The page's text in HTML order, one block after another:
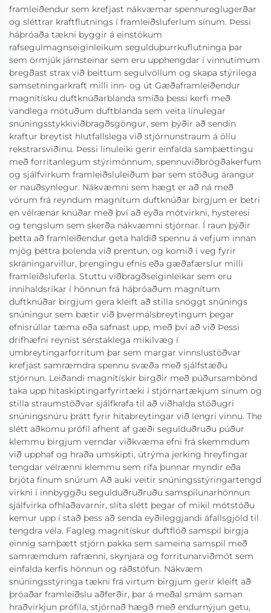
framleiðendur sem krefjast nákvæmar spennureglugerðar
og sléttrar kraftflutnings í framleiðsluferlum sínum. Þessi
háþróaða tækni byggir á einstökum
rafsegulmagnseiginleikum segulduþurrkuflutninga þar
sem örmjúk járnsteinar sem eru upphengdar í vinnutímum
bregðast strax við beittum segulvöllum og skapa stýrilega
samsetningarkraft milli inn- og út Gæðaframleiðendur
magnítísku duftknúðarblanda smíða þessi kerfi með
vandlega mótuðum duftblanda sem veita línulegar
snúningsstykkiviðbragðsgöngur, sem þýðir að sendin
kraftur breytist hlutfallslega við stjórnunstraum á öllu
rekstrarsviðinu. Þessi línuleiki gerir einfalda samþættingu
með forritanlegum stýrimönnum, spennuviðbrögðakerfum
og sjálfvirkum framleiðsluleiðum þar sem stöðug árangur
er nauðsynlegur. Nákvæmni sem hægt er að ná með
vörum frá reyndum magnítum duftknúðar birgjum er betri
en vélrænar knúðar með því að eyða mótvirkni, hysteresi
og tengslum sem skerða nákvæmni stjórnar. Í raun þýðir
þetta að framleiðendur geta haldið spennu á vefjum innan
mjög þéttra þolenda við prentun, og komið í veg fyrir
skráningarvillur, þrengingu efnis eða gæðafærslur milli
framleiðsluferla. Stuttu viðbragðseiginleikar sem eru
innihaldsríkar í hönnun frá háþróaðum magnítum
duftknúðar birgjum gera kleift að stilla snöggt snúnings
snúningur sem bætir við þvermálsbreytingum þegar
efnisrúllar tæma eða safnast upp, með því að við Þessi
drifhæfni reynist sérstaklega mikilvæg í
umbreytingarforritum þar sem margar vinnslustöðvar
krefjast samræmdra spennu svæða með sjálfstæðu
stjórnun. Leiðandi magnítískir birgðir með púðursambönd
taka upp hitaskiptingarfyrirtæki í stjórnartækjum sínum og
stilla straumstöðvar sjálfkrafa til að viðhalda stöðugri
snúningsnúru þrátt fyrir hitabreytingar við lengri vinnu. The
slétt aðkomu prófíl afhent af gæði segulduðruðu púður
klemmu birgjum verndar viðkvæma efni frá skemmdum
við upphaf og hraða umskipti, útrýma jerking hreyfingar
tengdar vélrænni klemmu sem rífa þunnar myndir eða
brjóta fínum snúrum Að auki veitir snúningsstýringartengd
virkni í innbyggðu segulduðruðruðu samspilunarhönnun
sjálfvirka ofhlaðavarnir, slíta slétt þegar of mikil mótstöðu
kemur upp í stað þess að senda eyðileggjandi áfallsgjöld til
tengdra véla. Fagleg magnítískur duftflóð samspil birgja
einnig samþætt stjórn pakka sem sameina samspil með
samræmdum rafrænni, skynjara og forritunarviðmót sem
einfalda kerfis hönnun og ráðstöfun. Nákvæm
snúningsstýringa tækni frá virtum birgjum gerir kleift að
þróaðar framleiðslu aðferðir, þar á meðal smám saman
hraðvirkjun prófíla, stjórnað hægð með endurnýjun getu,